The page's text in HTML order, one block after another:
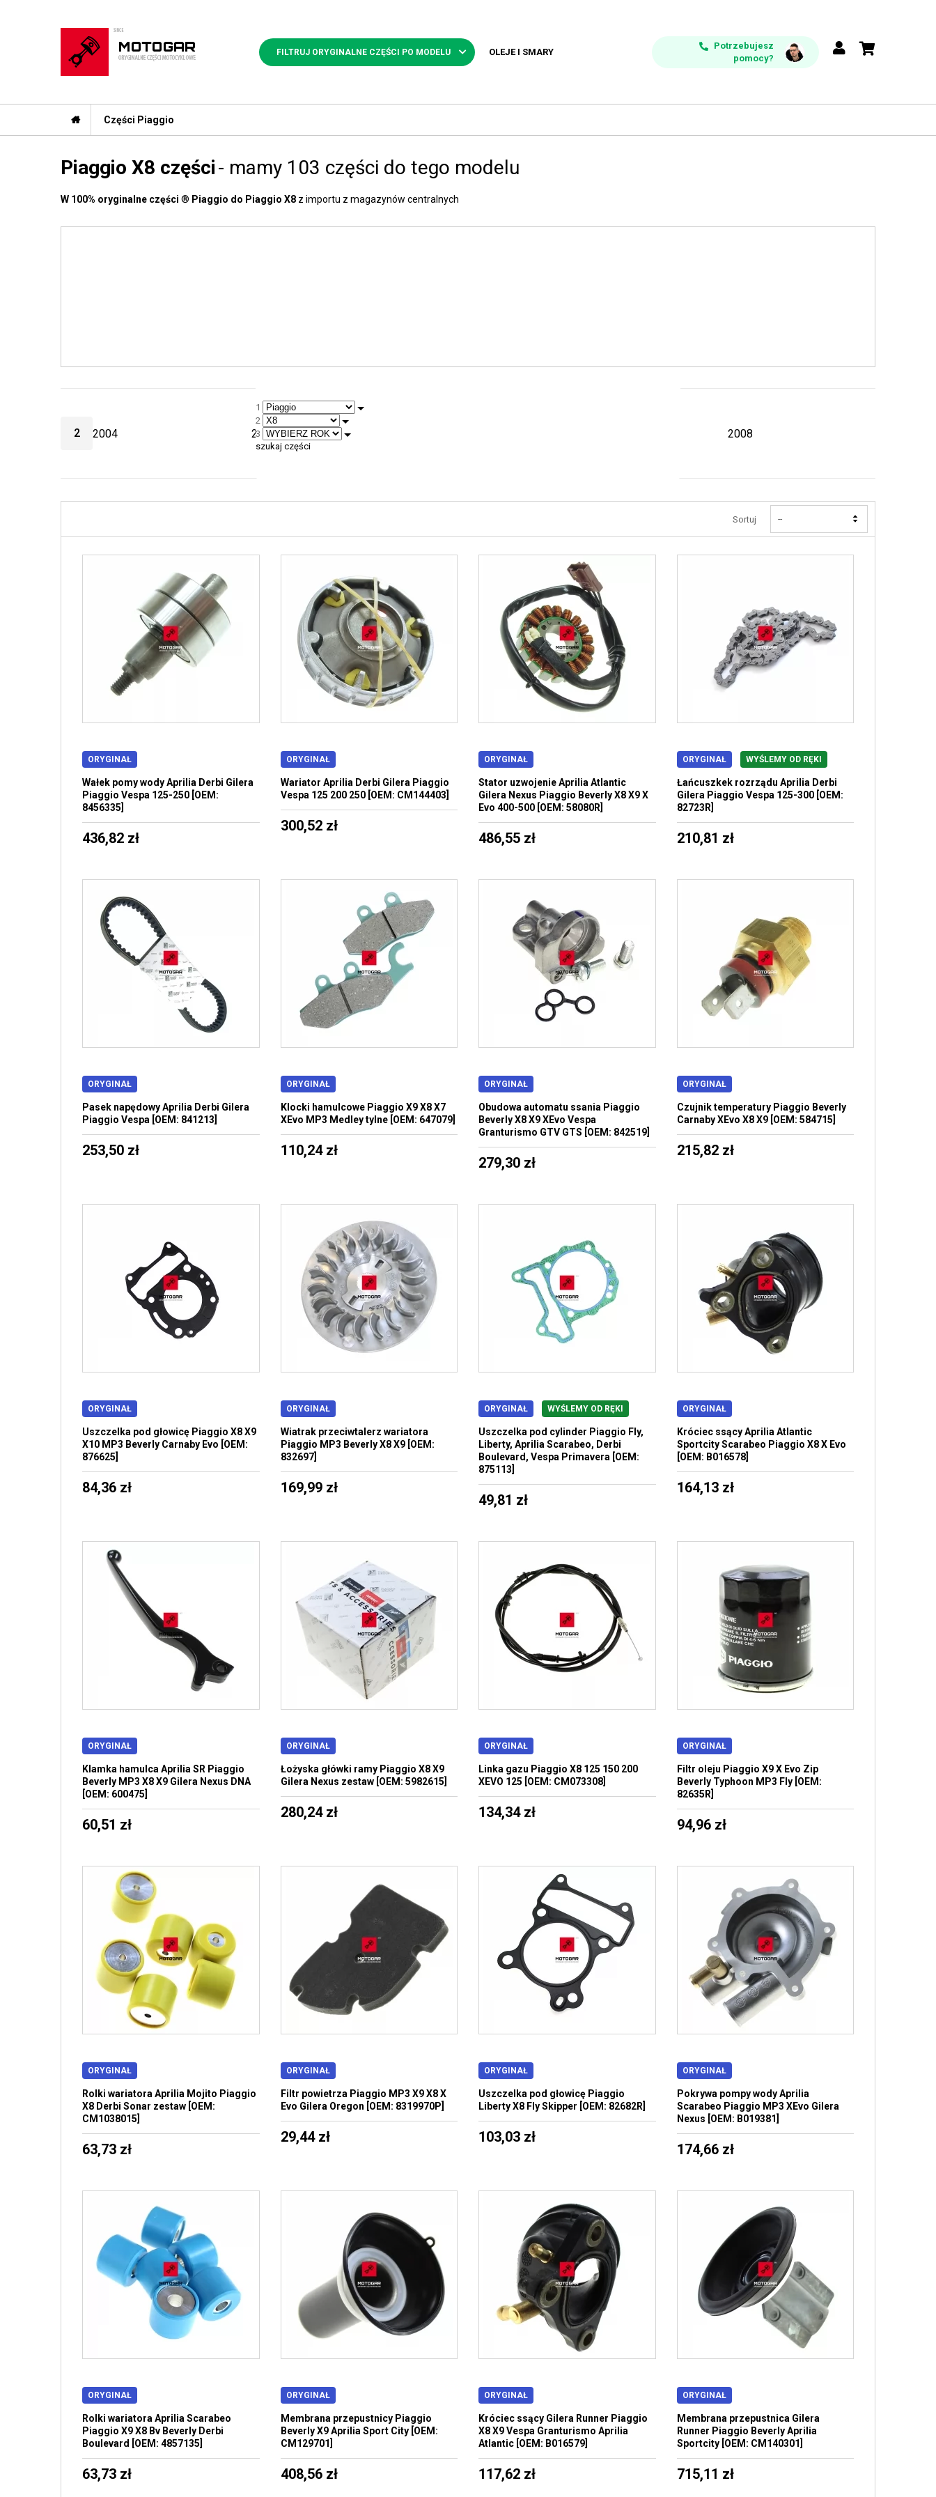
FILTRUJ ORYGINALNE CZĘŚCI PO MODELU OLEJE I SMARY
Potrzebujesz
pomocy?
Części Piaggio
Piaggio X8 części- mamy 103 części do tego modelu
W 100% oryginalne części ® Piaggio do Piaggio X8 z importu z magazynów centralnych
1
2
3
szukaj części
2 2004 2005 2008
Sortuj --
ORYGINAŁ
Wałek pomy wody Aprilia Derbi Gilera
Piaggio Vespa 125-250 [OEM:
8456335]
436,82 zł
ORYGINAŁ
Wariator Aprilia Derbi Gilera Piaggio
Vespa 125 200 250 [OEM: CM144403]
300,52 zł
ORYGINAŁ
Stator uzwojenie Aprilia Atlantic
Gilera Nexus Piaggio Beverly X8 X9 X
Evo 400-500 [OEM: 58080R]
486,55 zł
ORYGINAŁ WYŚLEMY OD RĘKI
Łańcuszkek rozrządu Aprilia Derbi
Gilera Piaggio Vespa 125-300 [OEM:
82723R]
210,81 zł
ORYGINAŁ
Pasek napędowy Aprilia Derbi Gilera
Piaggio Vespa [OEM: 841213]
253,50 zł
ORYGINAŁ
Klocki hamulcowe Piaggio X9 X8 X7
XEvo MP3 Medley tylne [OEM: 647079]
110,24 zł
ORYGINAŁ
Obudowa automatu ssania Piaggio
Beverly X8 X9 XEvo Vespa
Granturismo GTV GTS [OEM: 842519]
279,30 zł
ORYGINAŁ
Czujnik temperatury Piaggio Beverly
Carnaby XEvo X8 X9 [OEM: 584715]
215,82 zł
ORYGINAŁ
Uszczelka pod głowicę Piaggio X8 X9
X10 MP3 Beverly Carnaby Evo [OEM:
876625]
84,36 zł
ORYGINAŁ
Wiatrak przeciwtalerz wariatora
Piaggio MP3 Beverly X8 X9 [OEM:
832697]
169,99 zł
ORYGINAŁ WYŚLEMY OD RĘKI
Uszczelka pod cylinder Piaggio Fly,
Liberty, Aprilia Scarabeo, Derbi
Boulevard, Vespa Primavera [OEM:
875113]
49,81 zł
ORYGINAŁ
Króciec ssący Aprilia Atlantic
Sportcity Scarabeo Piaggio X8 X Evo
[OEM: B016578]
164,13 zł
ORYGINAŁ
Klamka hamulca Aprilia SR Piaggio
Beverly MP3 X8 X9 Gilera Nexus DNA
[OEM: 600475]
60,51 zł
ORYGINAŁ
Łożyska główki ramy Piaggio X8 X9
Gilera Nexus zestaw [OEM: 5982615]
280,24 zł
ORYGINAŁ
Linka gazu Piaggio X8 125 150 200
XEVO 125 [OEM: CM073308]
134,34 zł
ORYGINAŁ
Filtr oleju Piaggio X9 X Evo Zip
Beverly Typhoon MP3 Fly [OEM:
82635R]
94,96 zł
ORYGINAŁ
Rolki wariatora Aprilia Mojito Piaggio
X8 Derbi Sonar zestaw [OEM:
CM1038015]
63,73 zł
ORYGINAŁ
Filtr powietrza Piaggio MP3 X9 X8 X
Evo Gilera Oregon [OEM: 8319970P]
29,44 zł
ORYGINAŁ
Uszczelka pod głowicę Piaggio
Liberty X8 Fly Skipper [OEM: 82682R]
103,03 zł
ORYGINAŁ
Pokrywa pompy wody Aprilia
Scarabeo Piaggio MP3 XEvo Gilera
Nexus [OEM: B019381]
174,66 zł
ORYGINAŁ
Rolki wariatora Aprilia Scarabeo
Piaggio X9 X8 Bv Beverly Derbi
Boulevard [OEM: 4857135]
63,73 zł
ORYGINAŁ
Membrana przepustnicy Piaggio
Beverly X9 Aprilia Sport City [OEM:
CM129701]
408,56 zł
ORYGINAŁ
Króciec ssący Gilera Runner Piaggio
X8 X9 Vespa Granturismo Aprilia
Atlantic [OEM: B016579]
117,62 zł
ORYGINAŁ
Membrana przepustnica Gilera
Runner Piaggio Beverly Aprilia
Sportcity [OEM: CM140301]
715,11 zł